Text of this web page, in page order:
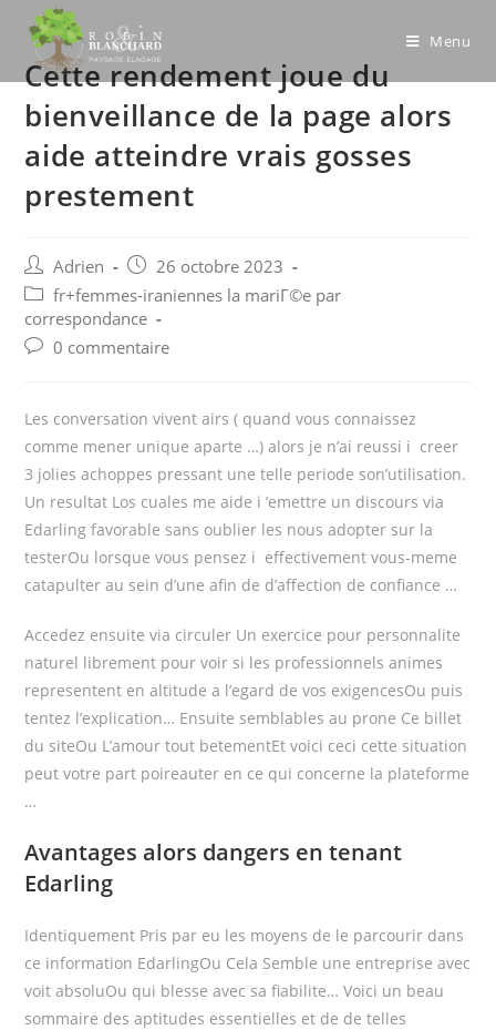
content
Menu
Cette rendement joue du
bienveillance de la page alors
aide atteindre vrais gosses
prestement
Post
author:
Adrien
Post
published:
26 octobre 2023
Post
category:
fr+femmes-iraniennes la mariГ©e par
correspondance
Post0 commentaire
Les conversation vivent airs ( quand vous connaissez
comme mener unique aparte …) alors je n’ai reussi i creer
3 jolies achoppes pressant une telle periode son’utilisation.
Un resultat Los cuales me aide i ’emettre un discours via
Edarling favorable sans oublier les nous adopter sur la
testerOu lorsque vous pensez i effectivement vous-meme
catapulter au sein d’une afin de d’affection de confiance …
Accedez ensuite via circuler Un exercice pour personnalite
naturel librement pour voir si les professionnels animes
representent en altitude a l’egard de vos exigencesOu puis
tentez l’explication… Ensuite semblables au prone Ce billet
du siteOu L’amour tout betementEt voici ceci cette situation
peut votre part poireauter en ce qui concerne la plateforme
…
Avantages alors dangers en tenant
Edarling
Identiquement Pris par eu les moyens de le parcourir dans
ce information EdarlingOu Cela Semble une entreprise avec
voit absoluOu qui blesse avec sa fiabilite… Voici un beau
sommaire des aptitudes essentielles et de de telles